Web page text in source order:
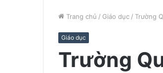
Trang chủ / Giáo dục / Trường
Giáo dục
Trường